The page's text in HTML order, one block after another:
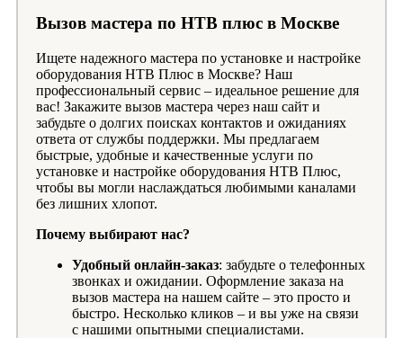
Вызов мастера по НТВ плюс в Москве
Ищете надежного мастера по установке и настройке
оборудования НТВ Плюс в Москве? Наш
профессиональный сервис – идеальное решение для
вас! Закажите вызов мастера через наш сайт и
забудьте о долгих поисках контактов и ожиданиях
ответа от службы поддержки. Мы предлагаем
быстрые, удобные и качественные услуги по
установке и настройке оборудования НТВ Плюс,
чтобы вы могли наслаждаться любимыми каналами
без лишних хлопот.
Почему выбирают нас?
Удобный онлайн-заказ: забудьте о телефонных
звонках и ожидании. Оформление заказа на
вызов мастера на нашем сайте – это просто и
быстро. Несколько кликов – и вы уже на связи
с нашими опытными специалистами.